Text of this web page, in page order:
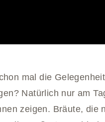
mal die
Natürlich nur am
zeigen. Bräute, die